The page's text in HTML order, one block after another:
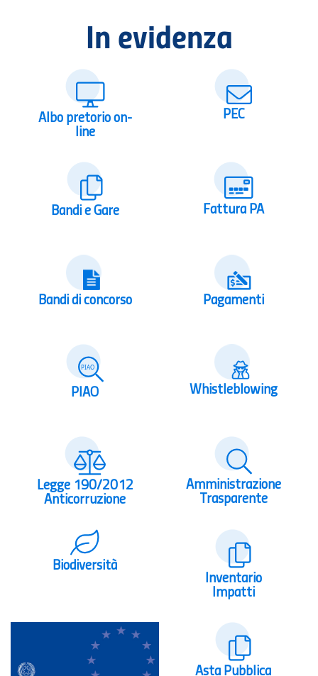
In evidenza
Albo pretorio on-
line
PEC
Bandi e Gare Fattura PA
Bandi di concorso Pagamenti
PIAO Whistleblowing
Legge 190/2012
Anticorruzione
Amministrazione
Trasparente
Biodiversità
Inventario
Impatti
Asta Pubblica